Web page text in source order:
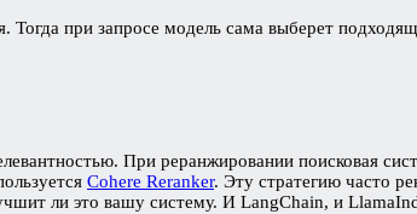
Тогда при запросе модель сама выберет
При реранжировании поисковая
Cohere Reranker. Эту стратегию часто
ли это вашу систему. И LangChain, и